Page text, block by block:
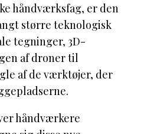
håndværksfag, er den
større teknologisk
tegninger, 3D-
af droner til
af de værktøjer, der
håndværkere